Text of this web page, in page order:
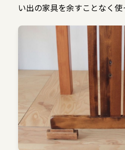
い出の家具を余すことなく使